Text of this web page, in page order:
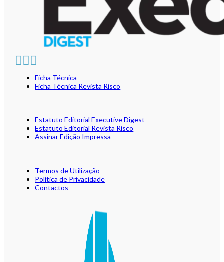
Ficha Técnica
Ficha Técnica Revista Risco
Estatuto Editorial Executive Digest
Estatuto Editorial Revista Risco
Assinar Edição Impressa
Termos de Utilização
Política de Privacidade
Contactos